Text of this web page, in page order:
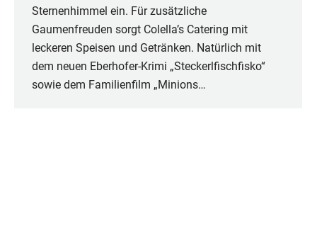
Sternenhimmel ein. Für zusätzliche
Gaumenfreuden sorgt Colella’s Catering mit
leckeren Speisen und Getränken. Natürlich mit
dem neuen Eberhofer-Krimi „Steckerlfischfisko“
sowie dem Familienfilm „Minions…